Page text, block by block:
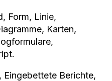
Form, Linie,
Karten,
Berichte,